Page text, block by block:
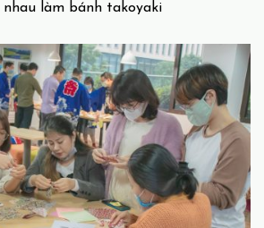
nhau làm bánh takoyaki